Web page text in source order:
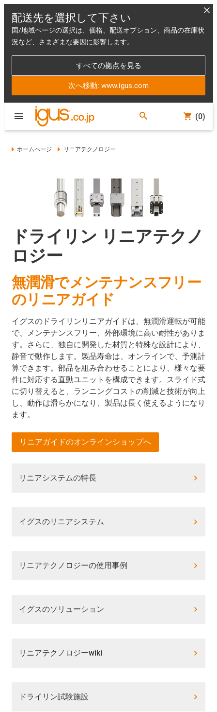
配送先を選択して下さい
国/地域ページの選択は、価格、配送オプション、商品の在庫状
況など、さまざまな要因に影響します。
すべての拠点を見る
次へ移動: www.igus.com
(0)
ホームページ リニアテクノロジー
ドライリン リニアテクノ
ロジー
無潤滑でメンテナンスフリー
のリニアガイド
イグスのドライリンリニアガイドは、無潤滑運転が可能
で、メンテナンスフリー、外部環境に高い耐性がありま
す。さらに、独自に開発した材質と特殊な設計により、
静音で動作します。製品寿命は、オンラインで、予測計
算できます。部品を組み合わせることにより、様々な要
件に対応する直動ユニットを構成できます。スライド式
に切り替えると、ランニングコストの削減と技術が向上
し、動作は滑らかになり、製品は長く使えるようになり
ます。
リニアガイドのオンラインショップへ
リニアシステムの特長
イグスのリニアシステム
リニアテクノロジーの使用事例
イグスのソリューション
リニアテクノロジーwiki
ドライリン試験施設